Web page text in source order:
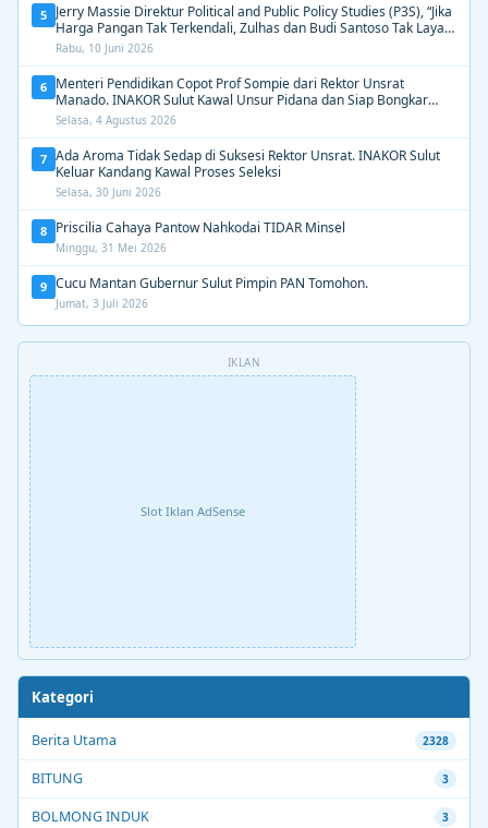
5 Jerry Massie Direktur Political and Public Policy Studies (P3S), “Jika
Harga Pangan Tak Terkendali, Zulhas dan Budi Santoso Tak Layak
Dipertahankan”
Rabu, 10 Juni 2026
6 Menteri Pendidikan Copot Prof Sompie dari Rektor Unsrat
Manado. INAKOR Sulut Kawal Unsur Pidana dan Siap Bongkar
Aroma Busuk di Suksesi Rektor
Selasa, 4 Agustus 2026
7 Ada Aroma Tidak Sedap di Suksesi Rektor Unsrat. INAKOR Sulut
Keluar Kandang Kawal Proses Seleksi
Selasa, 30 Juni 2026
8 Priscilia Cahaya Pantow Nahkodai TIDAR Minsel
Minggu, 31 Mei 2026
9 Cucu Mantan Gubernur Sulut Pimpin PAN Tomohon.
Jumat, 3 Juli 2026
IKLAN
Slot Iklan AdSense
Kategori
Berita Utama 2328
BITUNG 3
BOLMONG INDUK 3